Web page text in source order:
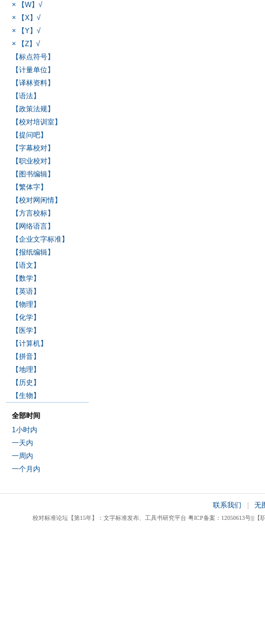
× 【W】√
× 【X】√
× 【Y】√
× 【Z】√
【标点符号】
【计量单位】
【译林资料】
【语法】
【政策法规】
【校对培训室】
【提问吧】
【字幕校对】
【职业校对】
【图书编辑】
【繁体字】
【校对网闲情】
【方言校标】
【网络语言】
【企业文字标准】
【报纸编辑】
【语文】
【数学】
【英语】
【物理】
【化学】
【医学】
【计算机】
【拼音】
【地理】
【历史】
【生物】
全部时间
1小时内
一天内
一周内
一个月内
联系我们 无
校对标准论坛【第15年】：文字标准发布、工具书研究平台 粤ICP备案：12050613号|||【